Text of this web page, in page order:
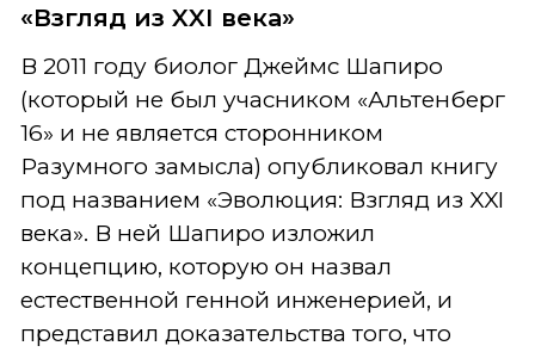
«Взгляд из XXI века»
В 2011 году биолог Джеймс Шапиро
(который не был учасником «Альтенберг
16» и не является сторонником
Разумного замысла) опубликовал книгу
под названием «Эволюция: Взгляд из XXI
века». В ней Шапиро изложил
концепцию, которую он назвал
естественной генной инженерией, и
представил доказательства того, что